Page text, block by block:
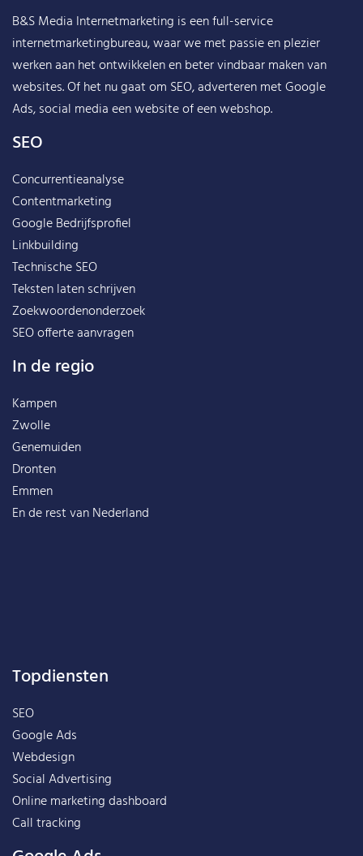
B&S Media Internetmarketing is een full-service
internetmarketingbureau, waar we met passie en plezier
werken aan het ontwikkelen en beter vindbaar maken van
websites. Of het nu gaat om SEO, adverteren met Google
Ads, social media een website of een webshop.
SEO
Concurrentieanalyse
Contentmarketing
Google Bedrijfsprofiel
Linkbuilding
Technische SEO
Teksten laten schrijven
Zoekwoordenonderzoek
SEO offerte aanvragen
In de regio
Kampen
Zwolle
Genemuiden
Dronten
Emmen
En de rest vanNederland
Topdiensten
SEO
Google Ads
Webdesign
Social Advertising
Online marketing dashboard
Call tracking